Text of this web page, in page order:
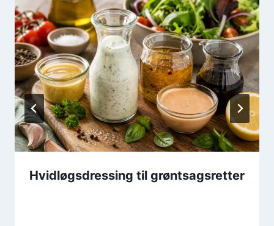
Hvidløgsdressing til grøntsagsretter